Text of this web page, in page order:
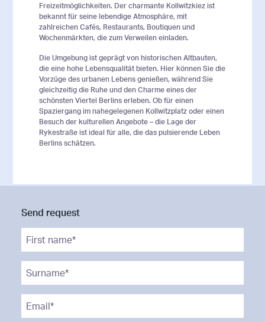
Send request
First name**
Surname**
Email**
Freizeitmöglichkeiten. Der charmante Kollwitzkiez ist
bekannt für seine lebendige Atmosphäre, mit
zahlreichen Cafés, Restaurants, Boutiquen und
Wochenmärkten, die zum Verweilen einladen.
Die Umgebung ist geprägt von historischen Altbauten,
die eine hohe Lebensqualität bieten. Hier können Sie die
Vorzüge des urbanen Lebens genießen, während Sie
gleichzeitig die Ruhe und den Charme eines der
schönsten Viertel Berlins erleben. Ob für einen
Spaziergang im nahegelegenen Kollwitzplatz oder einen
Besuch der kulturellen Angebote – die Lage der
Rykestraße ist ideal für alle, die das pulsierende Leben
Berlins schätzen.